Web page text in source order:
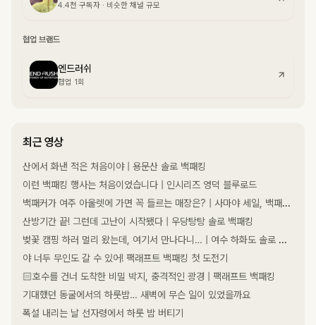
4.4천 구독자 · 비슷한 채널 규모
협업 브랜드
엔드러쉬
협업 1회
최근 영상
산에서 화낸 적은 처음이야 | 용문산 솔로 백패킹
이런 백패킹 행사는 처음이었습니다 | 인시리즈 영덕 블루로드
백패커가 여주 아울렛에 가면 꼭 들르는 매장은? | 사마야 세일, 백패킹 의류·등산화 쇼핑
산방기간 끝! 그런데 고난이 시작됐다 | 우당탕탕 솔로 백패킹
벚꽃 캠핑 하러 멀리 왔는데, 여기서 만나다니… | 여수 하화도 솔로 백패킹
야 너두 무인도 갈 수 있어! 팩래프트 백패킹 첫 도전기
🏻호수를 건너 도착한 비밀 박지, 충격적인 광경 | 팩래프트 백패킹
기대했던 동굴에서의 하룻밤… 새벽에 무슨 일이 있었을까요
폭설 내리는 날 선자령에서 하룻 밤 버티기